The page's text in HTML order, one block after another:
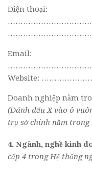
Điện thoại:
Email:
Website:
Doanh nghiệp nằm
(Đánh dấu X vào ô
trụ sở chính nằm trong
4. Ngành, nghề kinh
cấp 4 trong Hệ thống